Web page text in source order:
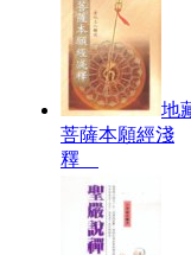
地
菩薩本願經淺
釋